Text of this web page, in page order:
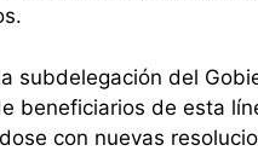
subdelegación del
beneficiarios de esta
con nuevas